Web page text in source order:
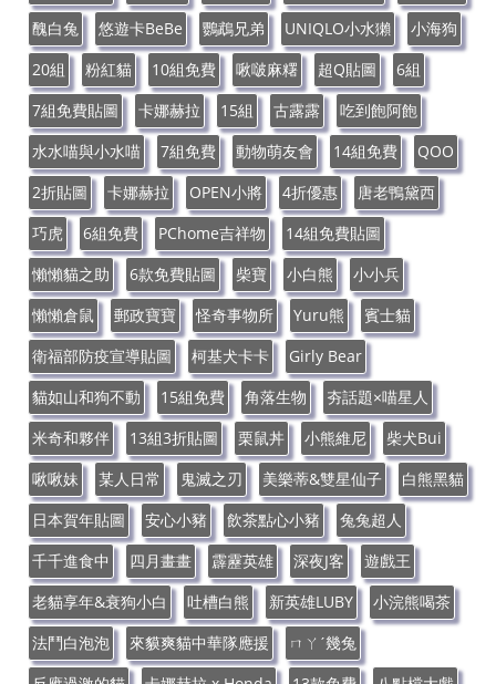
醜白兔
悠遊卡BeBe 鸚鵡兄弟 UNIQLO小水獺
小海狗
20組
粉紅貓 10組免費 啾啵麻糬 超Q貼圖
6組
7組免費貼圖
卡娜赫拉 15組 古露露
吃到飽阿飽
水水喵與小水喵
7組免費 動物萌友會 14組免費
QOO
2折貼圖
卡娜赫拉 OPEN小將 4折優惠
唐老鴨黛西
巧虎
6組免費 PChome吉祥物
14組免費貼圖
懶懶貓之助
6款免費貼圖 柴寶 小白熊
小小兵
懶懶倉鼠
郵政寶寶 怪奇事物所 Yuru熊
賓士貓
衛福部防疫宣導貼圖
柯基犬卡卡
Girly Bear
貓如山和狗不動
15組免費 角落生物
夯話題×喵星人
米奇和夥伴
13組3折貼圖 栗鼠丼 小熊維尼
柴犬Bui
啾啾妹
某人日常 鬼滅之刃 美樂蒂&雙星仙子
白熊黑貓
日本賀年貼圖
安心小豬 飲茶點心小豬
兔兔超人
千千進食中
四月畫畫 霹靂英雄 深夜J客
遊戲王
老貓享年&衰狗小白
吐槽白熊 新英雄LUBY
小浣熊喝茶
法鬥白泡泡
來貘爽貓中華隊應援
ㄇㄚˊ幾兔